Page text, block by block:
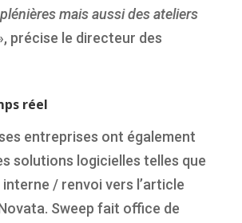
mais aussi des ateliers
précise le directeur des
réel
entreprises ont également
solutions logicielles telles que
interne / renvoi vers l’article
. Sweep fait office de